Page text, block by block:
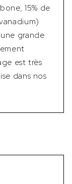
15% de
grande
est très
dans nos